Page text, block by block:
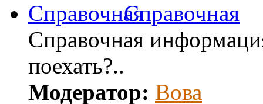
Справочная
Справочная
поехать?..
Модератор: Вова